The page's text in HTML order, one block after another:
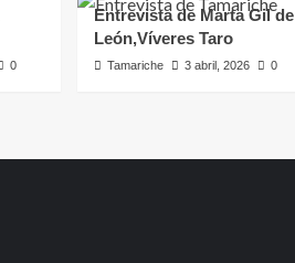
0
Entrevista de Marta Gil de
León,Víveres Taro
Tamariche 3 abril, 2026 0